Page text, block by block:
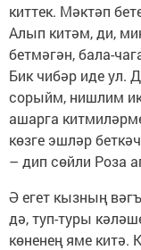
киттек. Мәктәп
Алып китәм, ди,
бетмәгән, бала-
Бик чибәр иде
сорыйм, нишлим
ашарга
көзге эшләр
– дип сөйли Роза
Ә егет кызның
дә, туп-туры
көненең яме китә.